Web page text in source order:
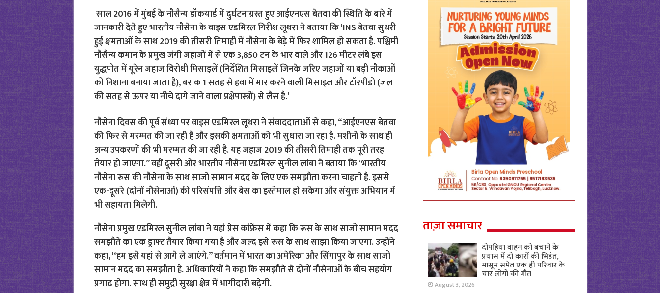
साल 2016 में मुंबई के नौसैन्य डॉकयार्ड में दुर्घटनाग्रस्त हुए आईएनएस बेतवा की स्थिति के बारे में
जानकारी देते हुए भारतीय नौसेना के वाइस एडमिरल गिरीश लूथरा ने बताया कि ‘INS बेतवा सुधरी
हुई क्षमताओं के साथ 2019 की तीसरी तिमाही में नौसेना के बेड़े में फिर शामिल हो सकता है. पश्चिमी
नौसैन्य कमान के प्रमुख जंगी जहाजों में से एक 3,850 टन के भार वाले और 126 मीटर लंबे इस
युद्धपोत में यूरेन जहाज विरोधी मिसाइलें (निर्देशित मिसाइलें जिनके जरिए जहाजों या बड़ी नौकाओं
को निशाना बनाया जाता है), बराक 1 सतह से हवा में मार करने वाली मिसाइल और टॉरपीडो (जल
की सतह से ऊपर या नीचे दागे जाने वाला प्रक्षेपास्त्रों) से लैस है.’
नौसेना दिवस की पूर्व संध्या पर वाइस एडमिरल लूथरा ने संवाददाताओं से कहा, “आईएनएस बेतवा
की फिर से मरम्मत की जा रही है और इसकी क्षमताओं को भी सुधारा जा रहा है. मशीनों के साथ ही
अन्य उपकरणों की भी मरम्मत की जा रही है. यह जहाज 2019 की तीसरी तिमाही तक पूरी तरह
तैयार हो जाएगा.” वहीं दूसरी ओर भारतीय नौसेना एडमिरल सुनील लांबा ने बताया कि ‘भारतीय
नौसेना रूस की नौसेना के साथ साजो सामान मदद के लिए एक समझौता करना चाहती है. इससे
एक-दूसरे (दोनों नौसेनाओं) की परिसंपत्ति और बेस का इस्तेमाल हो सकेगा और संयुक्त अभियान में
भी सहायता मिलेगी.
नौसेना प्रमुख एडमिरल सुनील लांबा ने यहां प्रेस कांफ्रेंस में कहा कि रूस के साथ साजो सामान मदद
समझौते का एक ड्राफ्ट तैयार किया गया है और जल्द इसे रूस के साथ साझा किया जाएगा. उन्होंने
कहा, ‘‘हम इसे यहां से आगे ले जाएंगे.’’ वर्तमान में भारत का अमेरिका और सिंगापुर के साथ साजो
सामान मदद का समझौता है. अधिकारियों ने कहा कि समझौते से दोनों नौसेनाओं के बीच सहयोग
प्रगाढ़ होगा. साथ ही समुद्री सुरक्षा क्षेत्र में भागीदारी बढ़ेगी.
ताज़ा समाचार
दोपहिया वाहन को बचाने के
प्रयास में दो कारों की भिड़ंत,
मासूम समेत एक ही परिवार के
चार लोगों की मौत
August 3, 2026